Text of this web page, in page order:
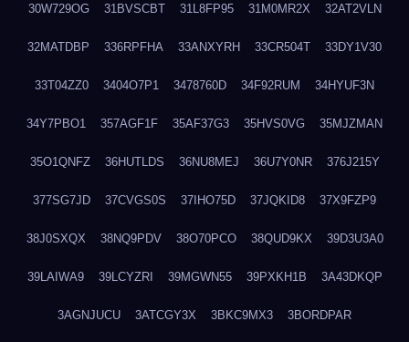
30W729OG 31BVSCBT 31L8FP95 31M0MR2X 32AT2VLN
32MATDBP 336RPFHA 33ANXYRH 33CR504T 33DY1V30
33T04ZZ0 3404O7P1 3478760D 34F92RUM 34HYUF3N
34Y7PBO1 357AGF1F 35AF37G3 35HVS0VG 35MJZMAN
35O1QNFZ 36HUTLDS 36NU8MEJ 36U7Y0NR 376J215Y
377SG7JD 37CVGS0S 37IHO75D 37JQKID8 37X9FZP9
38J0SXQX 38NQ9PDV 38O70PCO 38QUD9KX 39D3U3A0
39LAIWA9 39LCYZRI 39MGWN55 39PXKH1B 3A43DKQP
3AGNJUCU 3ATCGY3X 3BKC9MX3 3BORDPAR